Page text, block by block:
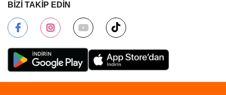
BİZİ TAKİP EDİN